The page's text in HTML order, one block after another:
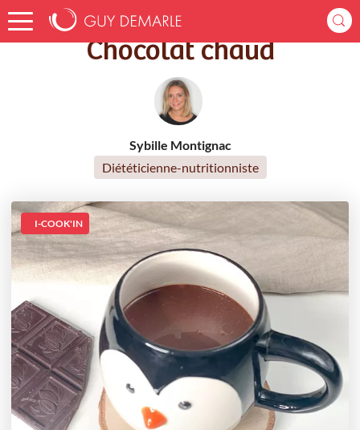
Accueil Recettes Chocolat chaud
Chocolat chaud
Sybille Montignac
Diététicienne-nutritionniste
I-COOK'IN